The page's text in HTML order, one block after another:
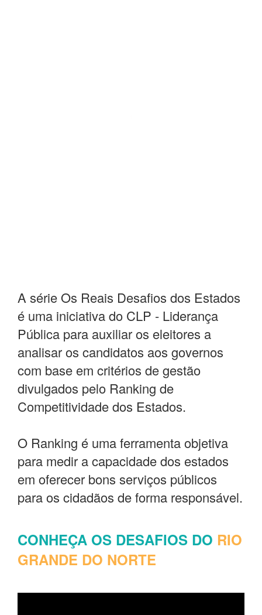
A série Os Reais Desafios dos Estados
é uma iniciativa do CLP - Liderança
Pública para auxiliar os eleitores a
analisar os candidatos aos governos
com base em critérios de gestão
divulgados pelo Ranking de
Competitividade dos Estados.
O Ranking é uma ferramenta objetiva
para medir a capacidade dos estados
em oferecer bons serviços públicos
para os cidadãos de forma responsável.
CONHEÇA OS DESAFIOS DO RIO
GRANDE DO NORTE